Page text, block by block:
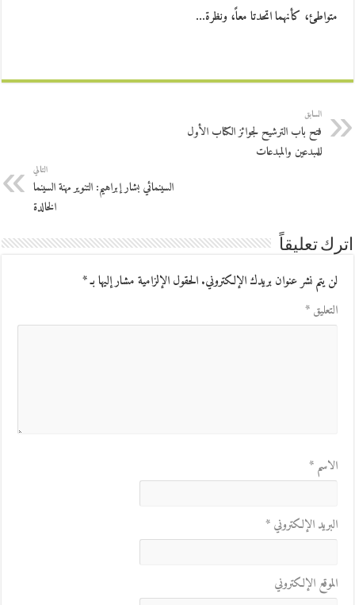
متواطئ، كأنهما اتحدتا معاً، ونظرة…
السابق
فتح باب الترشيح لجوائز الكتاب الأول
للمبدعين والمبدعات
التالي
السينمائي بشار إبراهيم: التنوير مهنة السينما
الخالدة
اترك تعليقاً
لن يتم نشر عنوان بريدك الإلكتروني.الحقول الإلزامية مشار إليها بـ*
التعليق*
الاسم*
البريد الإلكتروني*
الموقع الإلكتروني